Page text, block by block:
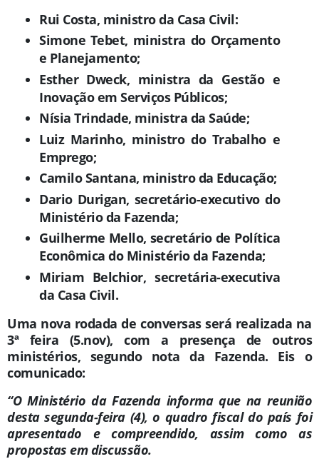
Rui Costa, ministro da Casa Civil:
Simone Tebet, ministra do Orçamento
e Planejamento;
Esther Dweck, ministra da Gestão e
Inovação em Serviços Públicos;
Nísia Trindade, ministra da Saúde;
Luiz Marinho, ministro do Trabalho e
Emprego;
Camilo Santana, ministro da Educação;
Dario Durigan, secretário-executivo do
Ministério da Fazenda;
Guilherme Mello, secretário de Política
Econômica do Ministério da Fazenda;
Miriam Belchior, secretária-executiva
da Casa Civil.
Uma nova rodada de conversas será realizada na
3ª feira (5.nov), com a presença de outros
ministérios, segundo nota da Fazenda. Eis o
comunicado:
“O Ministério da Fazenda informa que na reunião
desta segunda-feira (4), o quadro fiscal do país foi
apresentado e compreendido, assim como as
propostas em discussão.